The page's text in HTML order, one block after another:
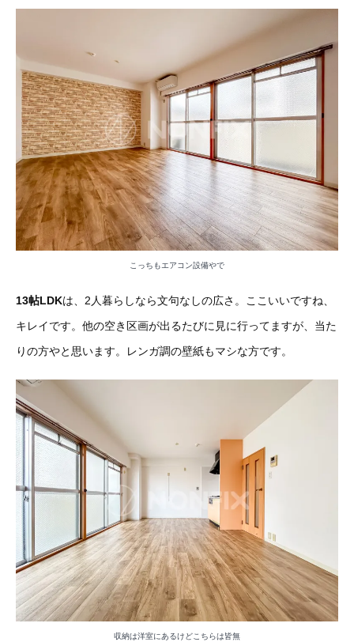
こっちもエアコン設備やで
13帖LDKは、2人暮らしなら文句なしの広さ。ここいいですね、
キレイです。他の空き区画が出るたびに見に行ってますが、当た
りの方やと思います。レンガ調の壁紙もマシな方です。
収納は洋室にあるけどこちらは皆無